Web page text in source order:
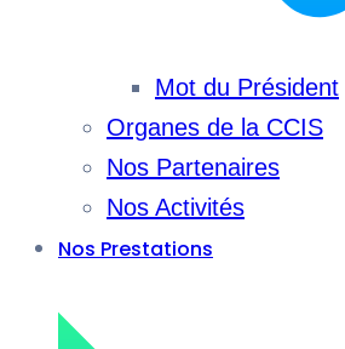
Mot du Président
Organes de la CCIS
Nos Partenaires
Nos Activités
Nos Prestations